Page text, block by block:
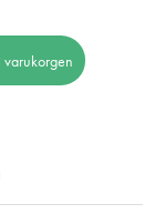
varukorgen